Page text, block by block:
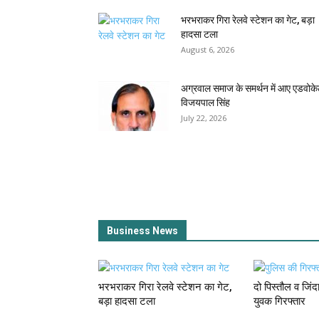
भरभराकर गिरा रेलवे स्टेशन का गेट, बड़ा
हादसा टला
August 6, 2026
अग्रवाल समाज के समर्थन में आए
विजयपाल सिंह
July 22, 2026
Business News
भरभराकर गिरा रेलवे स्टेशन का गेट,
बड़ा हादसा टला
दो पिस्तौल व
युवक गिरफ्तार